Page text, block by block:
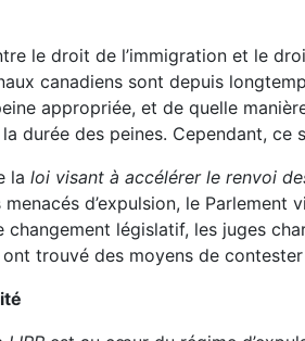
le droit de l’immigration et le
canadiens sont depuis
appropriée, et de quelle
durée des peines. Cependant,
la loi visant à accélérer le renvoi
d’expulsion, le
changement législatif, les juges
trouvé des moyens de